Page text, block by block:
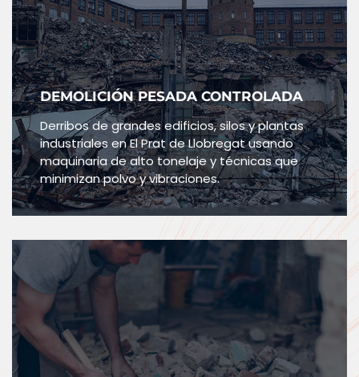
DEMOLICIÓN PESADA CONTROLADA
Derribos de grandes edificios, silos y plantas
industriales en El Prat de Llobregat usando
maquinaria de alto tonelaje y técnicas que
minimizan polvo y vibraciones.